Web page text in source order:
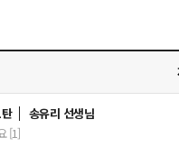
송유리 선생님
[1]